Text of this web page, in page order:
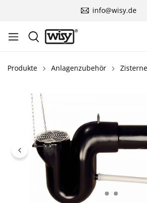
info@wisy.de
Produkte Anlagenzubehör
Bildergalerie überspringen